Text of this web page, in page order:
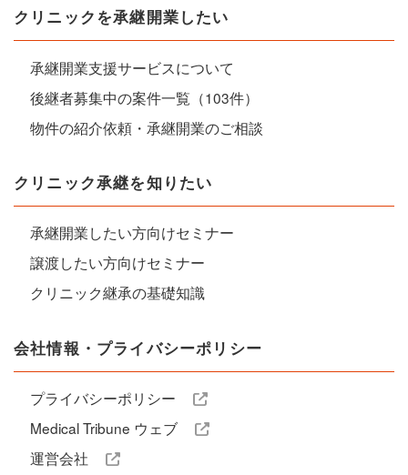
クリニックを承継開業したい
承継開業支援サービスについて
後継者募集中の案件一覧（103件）
物件の紹介依頼・承継開業のご相談
クリニック承継を知りたい
承継開業したい方向けセミナー
譲渡したい方向けセミナー
クリニック継承の基礎知識
会社情報・プライバシーポリシー
プライバシーポリシー
Medical Tribune ウェブ
運営会社